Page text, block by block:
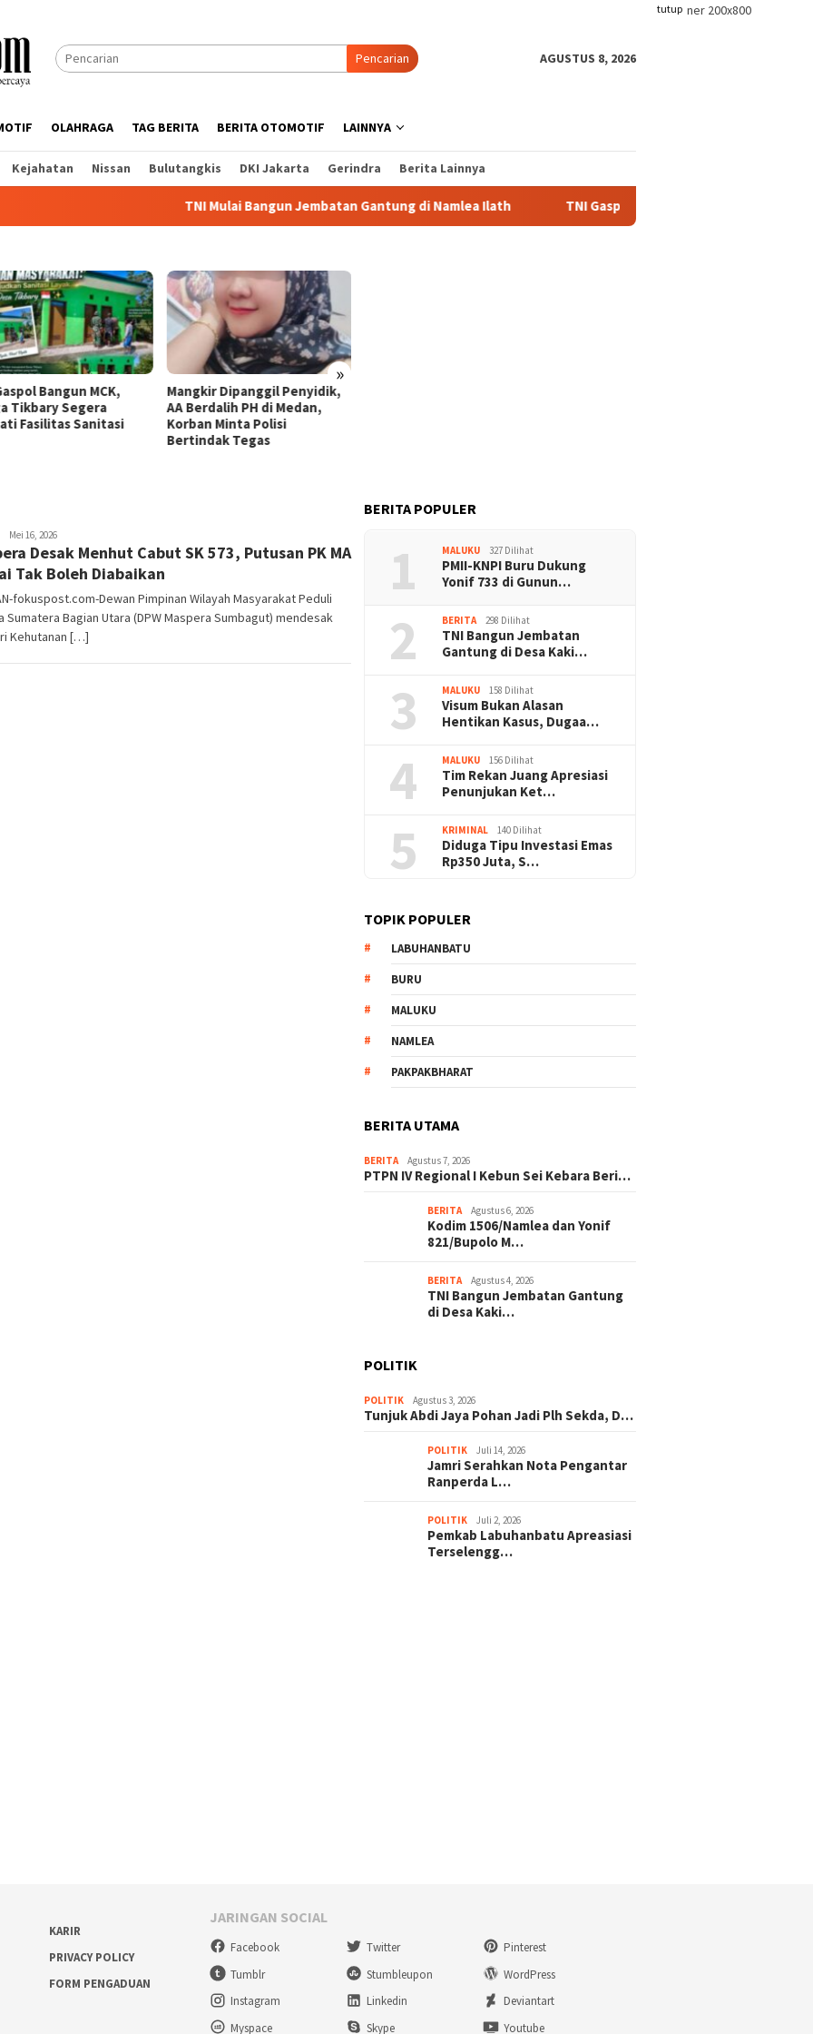
tutup
Pencarian AGUSTUS 8, 2026
OLAHRAGA TAG BERITA BERITA OTOMOTIF LAINNYA
Kejahatan Nissan Bulutangkis DKI Jakarta Gerindra Berita Lainnya
TNI Mulai Bangun Jembatan Gantung di Namlea Ilath TNI Gaspol Bangun MCK, Warga Tikbary
»
Mangkir Dipanggil Penyidik,
AA Berdalih PH di Medan,
Korban Minta Polisi
Bertindak Tegas
PTPN IV Regional I Kebun Sei
Kebara Beri Klarifikasi: APD
Gratis Sesuai Aturan K3,
Herman.
Damanik
Mei 16, 2026
Desak Menhut Cabut SK 573, Putusan PK MA
Tak Boleh Diabaikan
fokuspost.com-Dewan Pimpinan Wilayah Masyarakat Peduli
Sumatera Bagian Utara (DPW Maspera Sumbagut) mendesak
Kehutanan […]
BERITA POPULER
1 MALUKU 327 Dilihat
PMII-KNPI Buru Dukung
Yonif 733 di Gunun…
2 BERITA 298 Dilihat
TNI Bangun Jembatan
Gantung di Desa Kaki…
3 MALUKU 158 Dilihat
Visum Bukan Alasan
Hentikan Kasus, Dugaa…
4 MALUKU 156 Dilihat
Tim Rekan Juang Apresiasi
Penunjukan Ket…
5 KRIMINAL 140 Dilihat
Diduga Tipu Investasi Emas
Rp350 Juta, S…
TOPIK POPULER
LABUHANBATU
BURU
MALUKU
NAMLEA
PAKPAKBHARAT
BERITA UTAMA
BERITA Agustus 7, 2026
PTPN IV Regional I Kebun Sei Kebara Beri…
BERITA Agustus 6, 2026
Kodim 1506/Namlea dan Yonif
821/Bupolo M…
BERITA Agustus 4, 2026
TNI Bangun Jembatan Gantung
di Desa Kaki…
POLITIK
POLITIK Agustus 3, 2026
Tunjuk Abdi Jaya Pohan Jadi Plh Sekda, D…
POLITIK Juli 14, 2026
Jamri Serahkan Nota Pengantar
Ranperda L…
POLITIK Juli 2, 2026
Pemkab Labuhanbatu Apreasiasi
Terselengg…
KARIR
PRIVACY POLICY
FORM PENGADUAN
JARINGAN SOCIAL
Facebook Twitter
Pinterest
Tumblr
Stumbleupon
WordPress
Instagram
Linkedin
Deviantart
Myspace
Skype Youtube